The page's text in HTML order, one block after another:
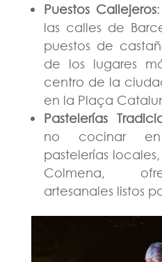
Puestos Callejeros
las calles de
puestos de
de los lugares
centro de la
en la Plaça
Pastelerías
no cocinar
pastelerías
Colmena,
artesanales listos